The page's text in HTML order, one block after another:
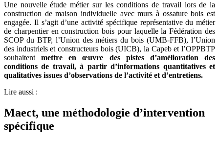
Une nouvelle étude métier sur les conditions de travail lors de la
construction de maison individuelle avec murs à ossature bois est
engagée. Il s’agit d’une activité spécifique représentative du métier
de charpentier en construction bois pour laquelle la Fédération des
SCOP du BTP, l’Union des métiers du bois (UMB-FFB), l’Union
des industriels et constructeurs bois (UICB), la Capeb et l’OPPBTP
souhaitentmettre en œuvre des pistes d’amélioration des
conditions de travail, à partir d’informations quantitatives et
qualitatives issues d’observations de l’activité et d’entretiens.
Lire aussi :
Maect, une méthodologie d’intervention
spécifique